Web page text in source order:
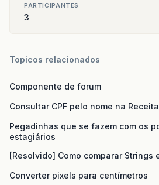
PARTICIPANTES
3
Topicos relacionados
Componente de forum
Consultar CPF pelo nome na
Pegadinhas que se fazem com os
estagiários
[Resolvido] Como comparar Strings
Converter pixels para centímetros